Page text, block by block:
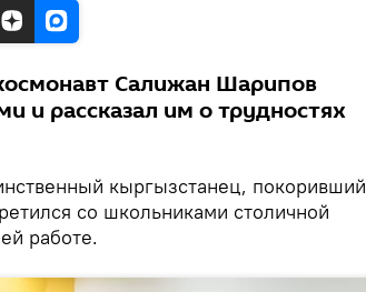
Салижан Шарипов
и рассказал им о трудностях
кыргызстанец, покоривший
со школьниками столичной
работе.